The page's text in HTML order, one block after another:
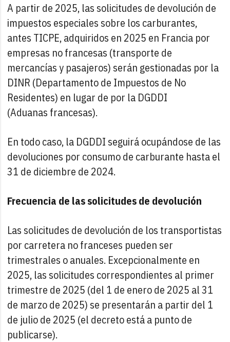
A partir de 2025, las solicitudes de devolución de
impuestos especiales sobre los carburantes,
antes TICPE, adquiridos en 2025 en Francia por
empresas no francesas (transporte de
mercancías y pasajeros) serán gestionadas por la
DINR (Departamento de Impuestos de No
Residentes) en lugar de por la DGDDI
(Aduanas francesas).
En todo caso, la DGDDI seguirá ocupándose de las
devoluciones por consumo de carburante hasta el
31 de diciembre de 2024.
Frecuencia de las solicitudes de devolución
Las solicitudes de devolución de los transportistas
por carretera no franceses pueden ser
trimestrales o anuales. Excepcionalmente en
2025, las solicitudes correspondientes al primer
trimestre de 2025 (del 1 de enero de 2025 al 31
de marzo de 2025) se presentarán a partir del 1
de julio de 2025 (el decreto está a punto de
publicarse).